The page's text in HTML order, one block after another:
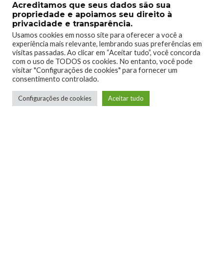
“Queremos ouvir o que as
pessoas querem desse gênero
de jogo. Os fãs nos dirão se
estamos indo bem – ou mal. Isso
é muito de nossa infância.
Olhamos para Zero Infinite
Acreditamos que seus dados são sua
propriedade e apoiamos seu direito à
privacidade e transparência.
Usamos cookies em nosso site para oferecer a você a
experiência mais relevante, lembrando suas preferências em
visitas passadas. Ao clicar em “Aceitar tudo”, você concorda
com o uso de TODOS os cookies. No entanto, você pode
visitar "Configurações de cookies" para fornecer um
consentimento controlado.
Configurações de cookies Aceitar tudo